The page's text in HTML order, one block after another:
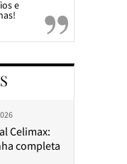
e
Celimax:
completa